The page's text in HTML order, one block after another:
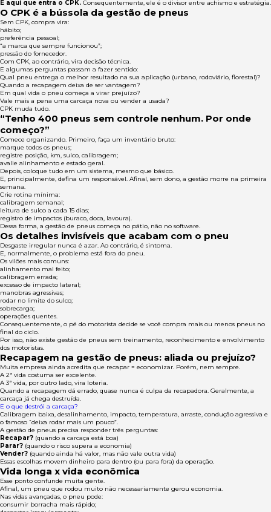
É aqui que entra o CPK. Consequentemente, ele é o divisor entre achismo e estratégia.
O CPK é a bússola da gestão de pneus
Sem CPK, compra vira:
hábito;
preferência pessoal;
“a marca que sempre funcionou”;
pressão do fornecedor.
Com CPK, ao contrário, vira decisão técnica.
E algumas perguntas passam a fazer sentido:
Qual pneu entrega o melhor resultado na sua aplicação (urbano, rodoviário, florestal)?
Quando a recapagem deixa de ser vantagem?
Em qual vida o pneu começa a virar prejuízo?
Vale mais a pena uma carcaça nova ou vender a usada?
CPK muda tudo.
“Tenho 400 pneus sem controle nenhum. Por onde
começo?”
Comece organizando. Primeiro, faça um inventário bruto:
marque todos os pneus;
registre posição, km, sulco, calibragem;
avalie alinhamento e estado geral.
Depois, coloque tudo em um sistema, mesmo que básico.
E, principalmente, defina um responsável. Afinal, sem dono, a gestão morre na primeira
semana.
Crie rotina mínima:
calibragem semanal;
leitura de sulco a cada 15 dias;
registro de impactos (buraco, doca, lavoura).
Dessa forma, a gestão de pneus começa no pátio, não no software.
Os detalhes invisíveis que acabam com o pneu
Desgaste irregular nunca é azar. Ao contrário, é sintoma.
E, normalmente, o problema está fora do pneu.
Os vilões mais comuns:
alinhamento mal feito;
calibragem errada;
excesso de impacto lateral;
manobras agressivas;
rodar no limite do sulco;
sobrecarga;
operações quentes.
Consequentemente, o pé do motorista decide se você compra mais ou menos pneus no
final do ciclo.
Por isso, não existe gestão de pneus sem treinamento, reconhecimento e envolvimento
dos motoristas.
Recapagem na gestão de pneus: aliada ou prejuízo?
Muita empresa ainda acredita que recapar = economizar. Porém, nem sempre.
A 2ª vida costuma ser excelente.
A 3ª vida, por outro lado, vira loteria.
Quando a recapagem dá errado, quase nunca é culpa da recapadora. Geralmente, a
carcaça já chega destruída.
E o que destrói a carcaça?
Calibragem baixa, desalinhamento, impacto, temperatura, arraste, condução agressiva e
o famoso “deixa rodar mais um pouco”.
A gestão de pneus precisa responder três perguntas:
Recapar? (quando a carcaça está boa)
Parar? (quando o risco supera a economia)
Vender? (quando ainda há valor, mas não vale outra vida)
Essas escolhas movem dinheiro para dentro (ou para fora) da operação.
Vida longa x vida econômica
Esse ponto confunde muita gente.
Afinal, um pneu que rodou muito não necessariamente gerou economia.
Nas vidas avançadas, o pneu pode:
consumir borracha mais rápido;